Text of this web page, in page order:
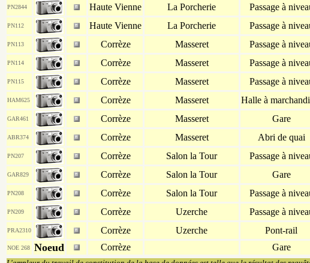
PN2844 Haute Vienne La Porcherie Passage à
PN112 Haute Vienne La Porcherie Passage à
PN113 Corrèze Masseret Passage à
PN114 Corrèze Masseret Passage à
PN115 Corrèze Masseret Passage à
HAM625 Corrèze Masseret Halle à
GAR461 Corrèze Masseret Gare
ABR374 Corrèze Masseret Abri de quai
PN207 Corrèze Salon la Tour Passage à
GAR829 Corrèze Salon la Tour Gare
PN208 Corrèze Salon la Tour Passage à
PN209 Corrèze Uzerche Passage à
PRA2310 Corrèze Uzerche Pont-rail
NOE 268 Noeud Corrèze Gare